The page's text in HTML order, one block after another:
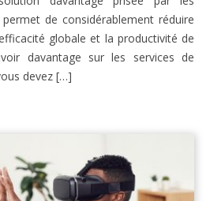
de considérablement réduire
globale et la productivité de
davantage sur les services de
devez […]